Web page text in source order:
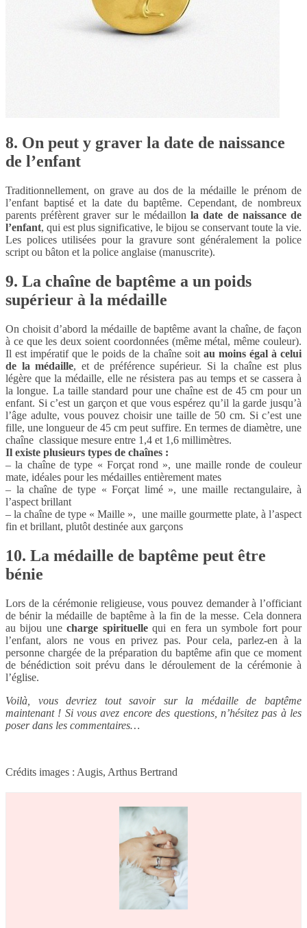
8. On peut y graver la date de naissance
de l’enfant
Traditionnellement, on grave au dos de la médaille le prénom de
l’enfant baptisé et la date du baptême. Cependant, de nombreux
parents préfèrent graver sur le médaillon la date de naissance de
l’enfant, qui est plus significative, le bijou se conservant toute la vie.
Les polices utilisées pour la gravure sont généralement la police
script ou bâton et la police anglaise (manuscrite).
9. La chaîne de baptême a un poids
supérieur à la médaille
On choisit d’abord la médaille de baptême avant la chaîne, de façon
à ce que les deux soient coordonnées (même métal, même couleur).
Il est impératif que le poids de la chaîne soit au moins égal à celui
de la médaille, et de préférence supérieur. Si la chaîne est plus
légère que la médaille, elle ne résistera pas au temps et se cassera à
la longue. La taille standard pour une chaîne est de 45 cm pour un
enfant. Si c’est un garçon et que vous espérez qu’il la garde jusqu’à
l’âge adulte, vous pouvez choisir une taille de 50 cm. Si c’est une
fille, une longueur de 45 cm peut suffire. En termes de diamètre, une
chaîne classique mesure entre 1,4 et 1,6 millimètres.
Il existe plusieurs types de chaînes :
– la chaîne de type « Forçat rond », une maille ronde de couleur
mate, idéales pour les médailles entièrement mates
– la chaîne de type « Forçat limé », une maille rectangulaire, à
l’aspect brillant
– la chaîne de type « Maille », une maille gourmette plate, à l’aspect
fin et brillant, plutôt destinée aux garçons
10. La médaille de baptême peut être
bénie
Lors de la cérémonie religieuse, vous pouvez demander à l’officiant
de bénir lamédaille de baptême à la fin de la messe. Cela donnera
au bijou unecharge spirituellequi en fera un symbole fort pour
l’enfant, alors ne vous en privez pas. Pour cela, parlez-en à la
personne chargée de la préparation du baptême afin que ce moment
de bénédiction soit prévu dans le déroulement de la cérémonie à
l’église.
Voilà, vous devriez tout savoir sur la médaille de baptême
maintenant ! Si vous avez encore des questions, n’hésitez pas à les
poser dans les commentaires…
Crédits images : Augis, Arthus Bertrand